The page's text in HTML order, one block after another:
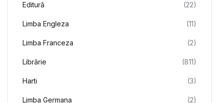
Editură (22)
Limba Engleza (11)
Limba Franceza (2)
Librărie (811)
Harti (3)
Limba Germana (2)